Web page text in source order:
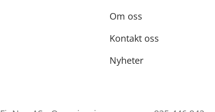
Om oss
Kontakt oss
Nyheter